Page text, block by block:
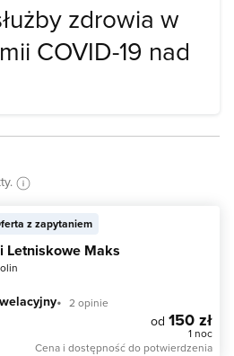
zdrowia w
COVID-19 nad
z zapytaniem
Letniskowe Maks
2 opinie
od 150 zł
1 noc
Cena i dostępność do potwierdzenia